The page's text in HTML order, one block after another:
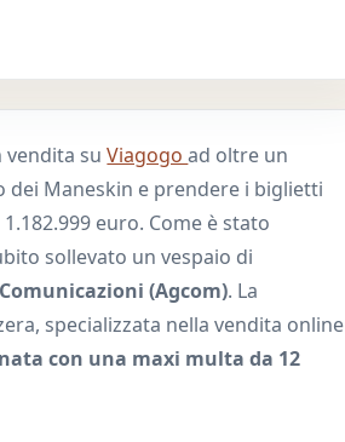
vendita suViagogoad oltre un
dei Maneskin e prendere i biglietti
euro. Come è stato
sollevato un vespaio di
(Agcom). La
specializzata nella vendita online
con una maxi multa da 12